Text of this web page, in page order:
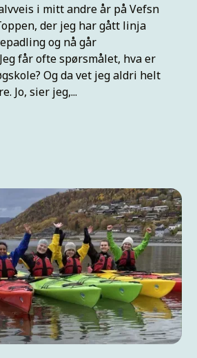
i mitt andre år på Vefsn
der jeg har gått linja
og nå går
får ofte spørsmålet, hva er
Og da vet jeg aldri helt
Jo, sier jeg,...